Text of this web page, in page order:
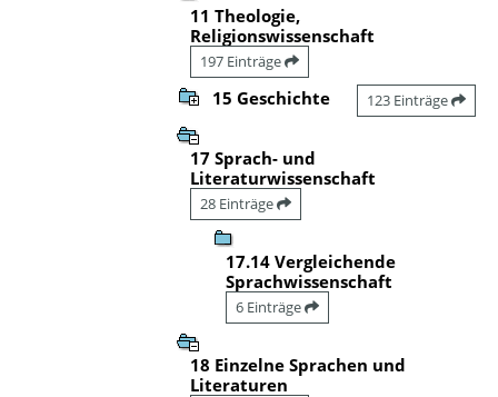
11 Theologie,
Religionswissenschaft
197 Einträge
15 Geschichte 123 Einträge
17 Sprach- und
Literaturwissenschaft
28 Einträge
17.14 Vergleichende
Sprachwissenschaft
6 Einträge
18 Einzelne Sprachen und
Literaturen